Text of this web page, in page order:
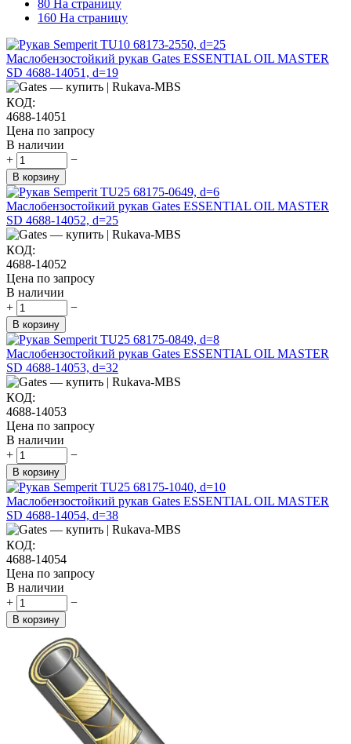
80 На страницу
160 На страницу
Маслобензостойкий рукав Gates ESSENTIAL OIL MASTER
SD 4688-14051, d=19
КОД:
4688-14051
Цена по запросу
В наличии
+
−
В корзину
Маслобензостойкий рукав Gates ESSENTIAL OIL MASTER
SD 4688-14052, d=25
КОД:
4688-14052
Цена по запросу
В наличии
+
−
В корзину
Маслобензостойкий рукав Gates ESSENTIAL OIL MASTER
SD 4688-14053, d=32
КОД:
4688-14053
Цена по запросу
В наличии
+
−
В корзину
Маслобензостойкий рукав Gates ESSENTIAL OIL MASTER
SD 4688-14054, d=38
КОД:
4688-14054
Цена по запросу
В наличии
+
−
В корзину